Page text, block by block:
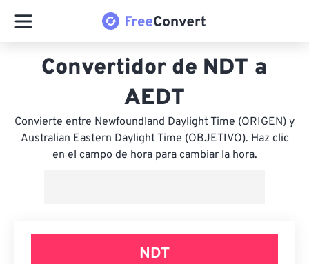
Convertidor de NDT a
AEDT
Convierte entre Newfoundland Daylight Time (ORIGEN) y
Australian Eastern Daylight Time (OBJETIVO). Haz clic
en el campo de hora para cambiar la hora.
NDT